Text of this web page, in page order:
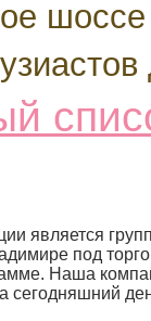
является
под
Наша